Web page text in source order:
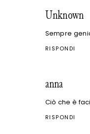
Unknown
Sempre
RISPONDI
anna
Ciò che è
RISPONDI